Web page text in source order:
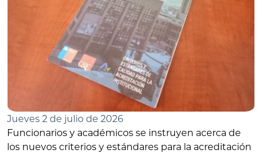
Jueves 2 de julio de 2026
Funcionarios y académicos se instruyen acerca de
los nuevos criterios y estándares para la acreditación